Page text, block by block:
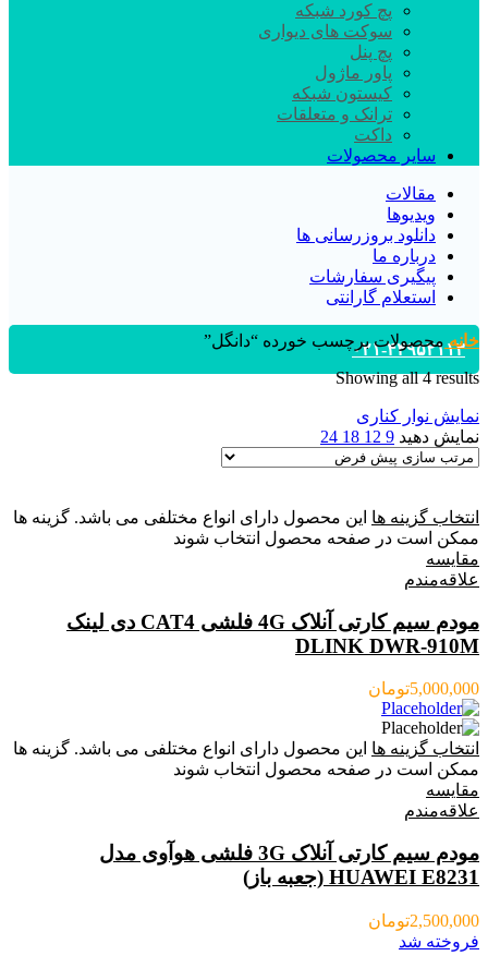
پچ کورد شبکه
سوکت های دیواری
پچ پنل
پاور ماژول
کیستون شبکه
ترانک و متعلقات
داکت
سایر محصولات
مقالات
ویدیوها
دانلود بروزرسانی ها
درباره ما
پیگیری سفارشات
استعلام گارانتی
۰۲۱-۴۴۹۵۲۱۱۳خانه محصولات برچسب خورده “دانگل”
Showing all 4 results
نمایش نوار کناری
نمایش دهید 9
12
18
24
انتخاب گزینه ها این محصول دارای انواع مختلفی می باشد. گزینه ها
ممکن است در صفحه محصول انتخاب شوند
مقایسه
علاقه‌مندم
مودم سیم کارتی آنلاک 4G فلشی CAT4 دی لینک
DLINK DWR-910M
5,000,000تومان
انتخاب گزینه ها این محصول دارای انواع مختلفی می باشد. گزینه ها
ممکن است در صفحه محصول انتخاب شوند
مقایسه
علاقه‌مندم
مودم سیم کارتی آنلاک 3G فلشی هوآوی مدل
HUAWEI E8231 (جعبه باز)
2,500,000تومان
فروخته شد